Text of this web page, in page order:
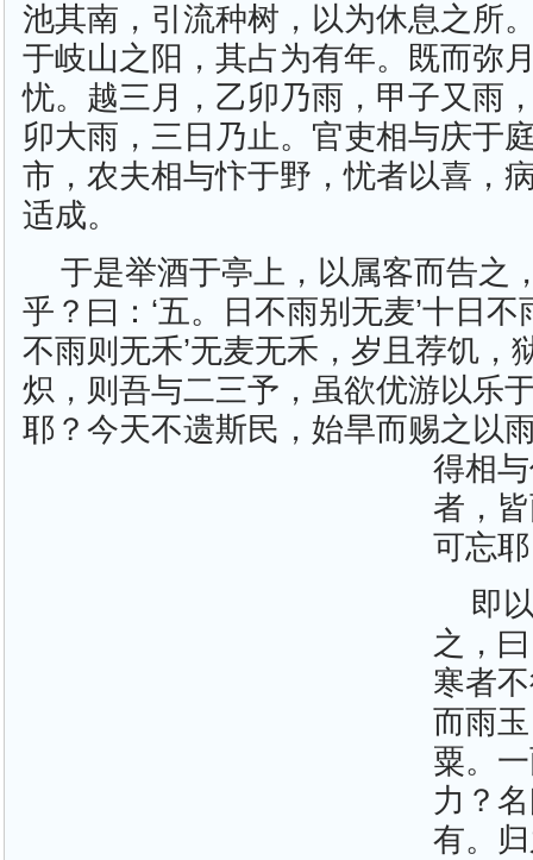
池其南，引流种树，以为休息之所
于岐山之阳，其占为有年。既而弥
忧。越三月，乙卯乃雨，甲子又雨
卯大雨，三日乃止。官吏相与庆于
市，农夫相与忭于野，忧者以喜，
适成。
于是举酒于亭上，以属客而告之
乎？曰：‘五。日不雨别无麦’十日不
不雨则无禾’无麦无禾，岁且荐饥，
炽，则吾与二三予，虽欲优游以乐
耶？今天不遗斯民，始旱而赐之以
得相
者，
可忘耶
即
之，
寒者
而雨
粟。
力？
有。